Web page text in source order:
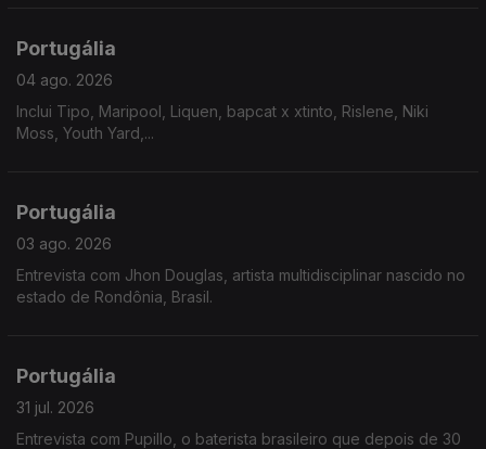
Portugália
04 ago. 2026
Inclui Tipo, Maripool, Liquen, bapcat x xtinto, Rislene, Niki
Moss, Youth Yard,...
Portugália
03 ago. 2026
Entrevista com Jhon Douglas, artista multidisciplinar nascido no
estado de Rondônia, Brasil.
Portugália
31 jul. 2026
Entrevista com Pupillo, o baterista brasileiro que depois de 30